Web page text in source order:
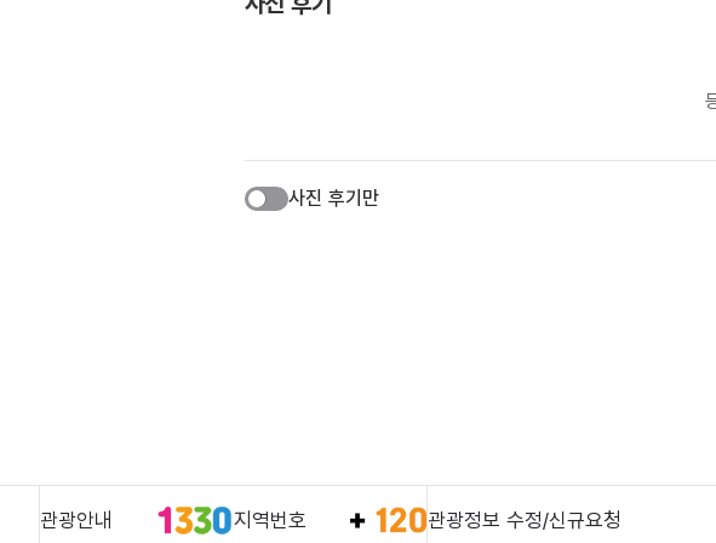
사진 후기만
관광안내 지역번호 관광정보 수정/신규요청